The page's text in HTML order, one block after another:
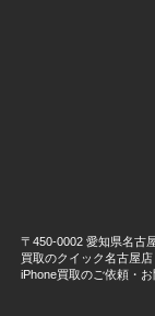
〒450-0002 愛知県名古
買取のクイック名古屋店
iPhone買取のご依頼・